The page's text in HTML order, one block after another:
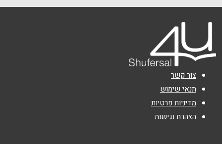
טלפון*
אימייל *
נושא*
אנא חזרו אלי בקשר ל...
הודעה*
צור קשר
תנאי שימוש
מדיניות פרטיות
הצהרת נגישות